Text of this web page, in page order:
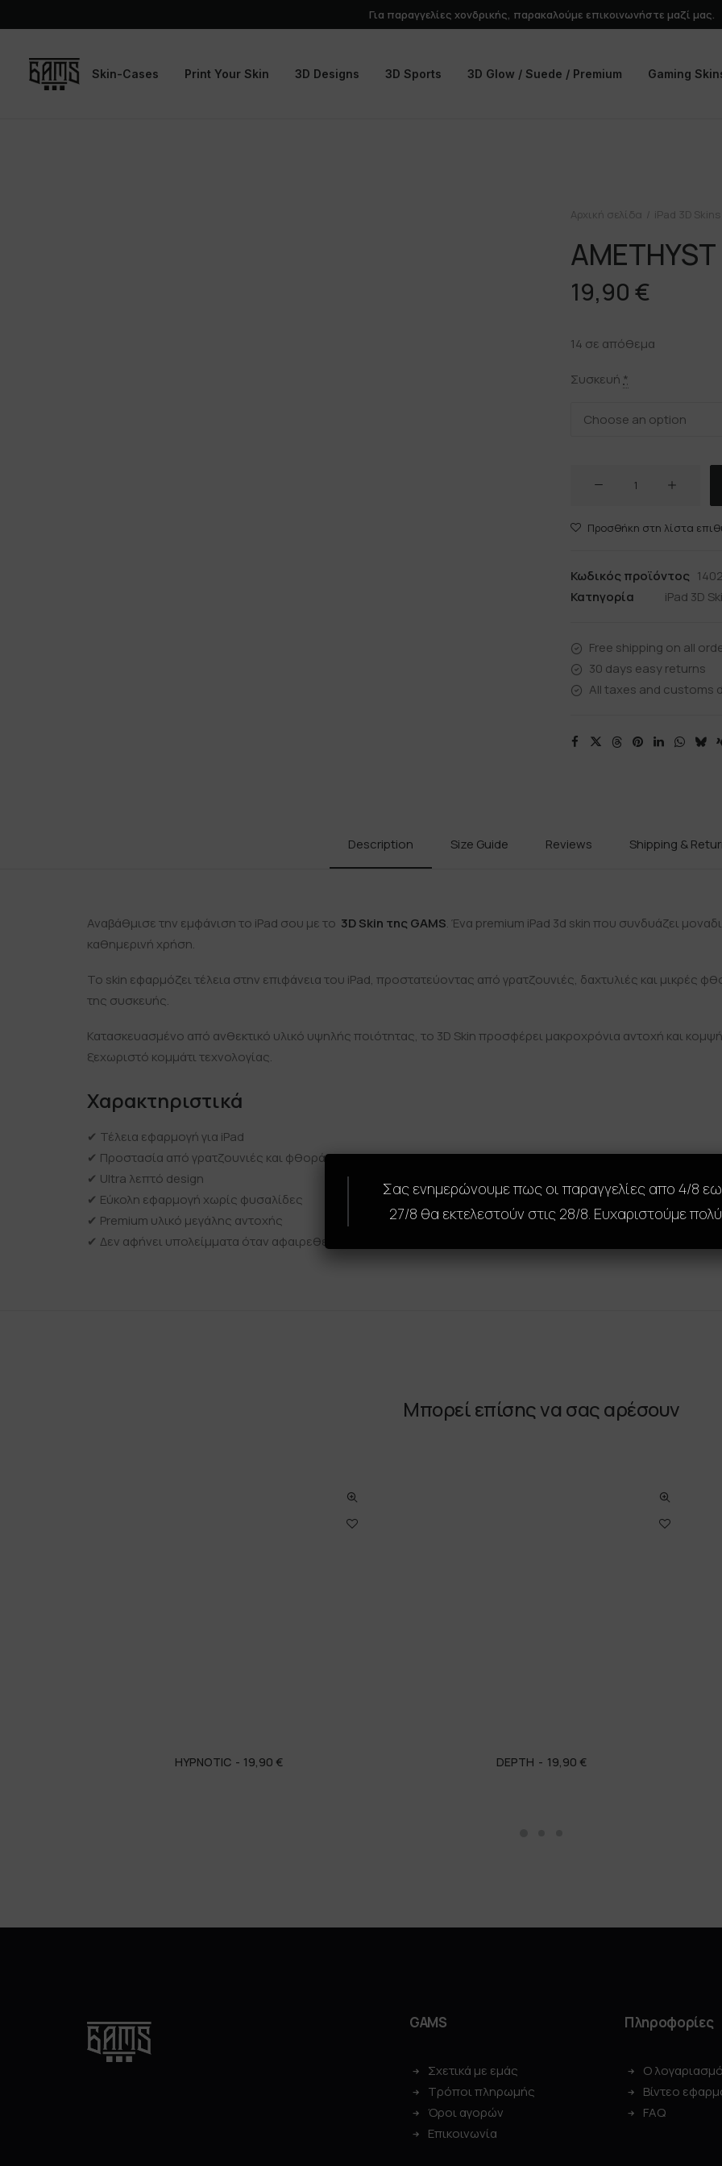
Για παραγγελίες χονδρικής, παρακαλούμε επικοινωνήστε μαζί μας.
Skin-Cases Print Your Skin 3D Designs 3D Sports 3D Glow / Suede / Premium Gaming
Αρχική σελίδα iPad 3D Skins
AMETHYST
19,90 €
14 σε απόθεμα
Συσκευή *
Προσθήκη στη λίστα
Κωδικός προϊόντος
Κατηγορία
iPad 3D
Free shipping on all
30 days easy returns
All taxes and customs
Description Size Guide Reviews Shipping &
Αναβάθμισε την εμφάνιση το iPad σου με το 3D Skin της GAMS. Ένα premium iPad 3d skin που συνδυάζει
καθημερινή χρήση.
Το skin εφαρμόζει τέλεια στην επιφάνεια του iPad, προστατεύοντας από γρατζουνιές, δαχτυλιές και μικρές
της συσκευής.
Κατασκευασμένο από ανθεκτικό υλικό υψηλής ποιότητας, το 3D Skin προσφέρει μακροχρόνια αντοχή και
ξεχωριστό κομμάτι τεχνολογίας.
Χαρακτηριστικά
✔ Τέλεια εφαρμογή για iPad
✔ Προστασία από γρατζουνιές και φθορά
✔ Ultra λεπτό design
✔ Εύκολη εφαρμογή χωρίς φυσαλίδες
✔ Premium υλικό μεγάλης αντοχής
✔ Δεν αφήνει υπολείμματα όταν αφαιρεθεί
Μπορεί επίσης να σας αρέσουν
HYPNOTIC 19,90 € DEPTH 19,90 €
GAMS
Σχετικά με εμάς
Τρόποι πληρωμής
Όροι αγορών
Επικοινωνία
Πληροφορίες
Ο
Βίντεο
FAQ
Σας ενημερώνουμε πως οι παραγγελίες απο 4/8
27/8 θα εκτελεστούν στις 28/8. Ευχαριστούμε